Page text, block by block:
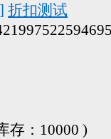
折扣测试
存： 10000 )